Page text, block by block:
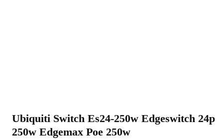
Ubiquiti Switch Es24-250w Edgeswitch 24p
250w Edgemax Poe 250w